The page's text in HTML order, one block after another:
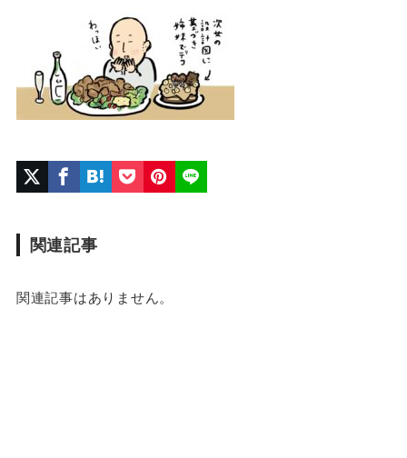
関連記事
関連記事はありません。